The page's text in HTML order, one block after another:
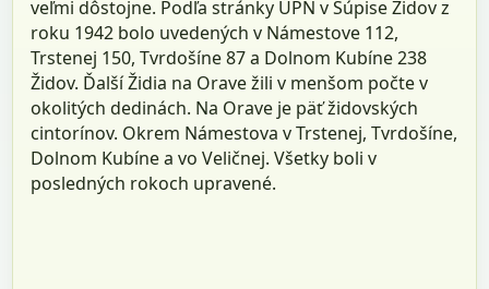
veľmi dôstojne. Podľa stránky ÚPN v Súpise Židov z
roku 1942 bolo uvedených v Námestove 112,
Trstenej 150, Tvrdošíne 87 a Dolnom Kubíne 238
Židov. Ďalší Židia na Orave žili v menšom počte v
okolitých dedinách. Na Orave je päť židovských
cintorínov. Okrem Námestova v Trstenej, Tvrdošíne,
Dolnom Kubíne a vo Veličnej. Všetky boli v
posledných rokoch upravené.